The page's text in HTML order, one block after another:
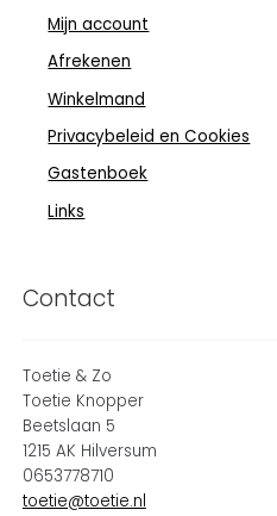
Mijn account
Afrekenen
Winkelmand
Privacybeleid en Cookies
Gastenboek
Links
Contact
Toetie & Zo
Toetie Knopper
Beetslaan 5
1215 AK Hilversum
0653778710
toetie@toetie.nl